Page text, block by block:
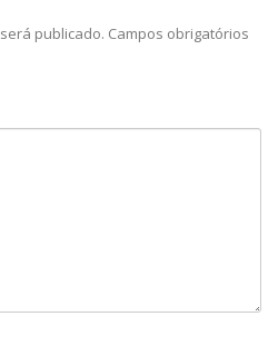
publicado. Campos obrigatórios